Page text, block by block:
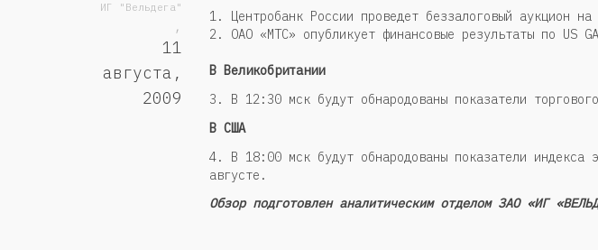
ИГ "Вельдега"
,
11
августа,
2009
1. Центробанк России проведет беззалоговый аукцион
2. ОАО «МТС» опубликует финансовые результаты по US
В Великобритании
3. В 12:30 мск будут обнародованы показатели
В США
4. В 18:00 мск будут обнародованы показатели индекса
августе.
Обзор подготовлен аналитическим отделом ЗАО «ИГ